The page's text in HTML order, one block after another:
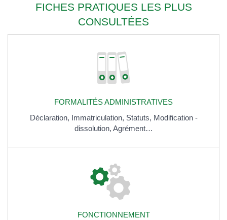
FICHES PRATIQUES LES PLUS
CONSULTÉES
FORMALITÉS ADMINISTRATIVES
Déclaration, Immatriculation, Statuts, Modification -
dissolution, Agrément…
FONCTIONNEMENT